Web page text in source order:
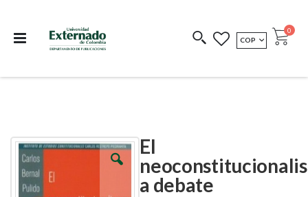
COEDICIONES REDIMIR CÓDIGO
MONEDA
COP Cart
0
El
a debate
Skip
the
end
Skip
the
beginning